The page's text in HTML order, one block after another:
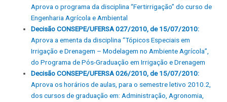
Aprova o programa da disciplina “Fertirrigação” do curso de
Engenharia Agrícola e Ambiental
Decisão CONSEPE/UFERSA 027/2010, de 15/07/2010:
Aprova a ementa da disciplina “Tópicos Especiais em
Irrigação e Drenagem – Modelagem no Ambiente Agrícola”,
do Programa de Pós-Graduação em Irrigação e Drenagem
Decisão CONSEPE/UFERSA 026/2010, de 15/07/2010:
Aprova os horários de aulas, para o semestre letivo 2010.2,
dos cursos de graduação em: Administração, Agronomia,